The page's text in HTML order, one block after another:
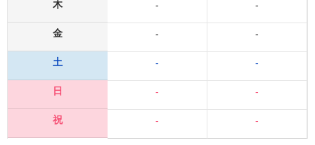
木
金
土
日
祝
-
-
-
-
-
-
-
-
-
-